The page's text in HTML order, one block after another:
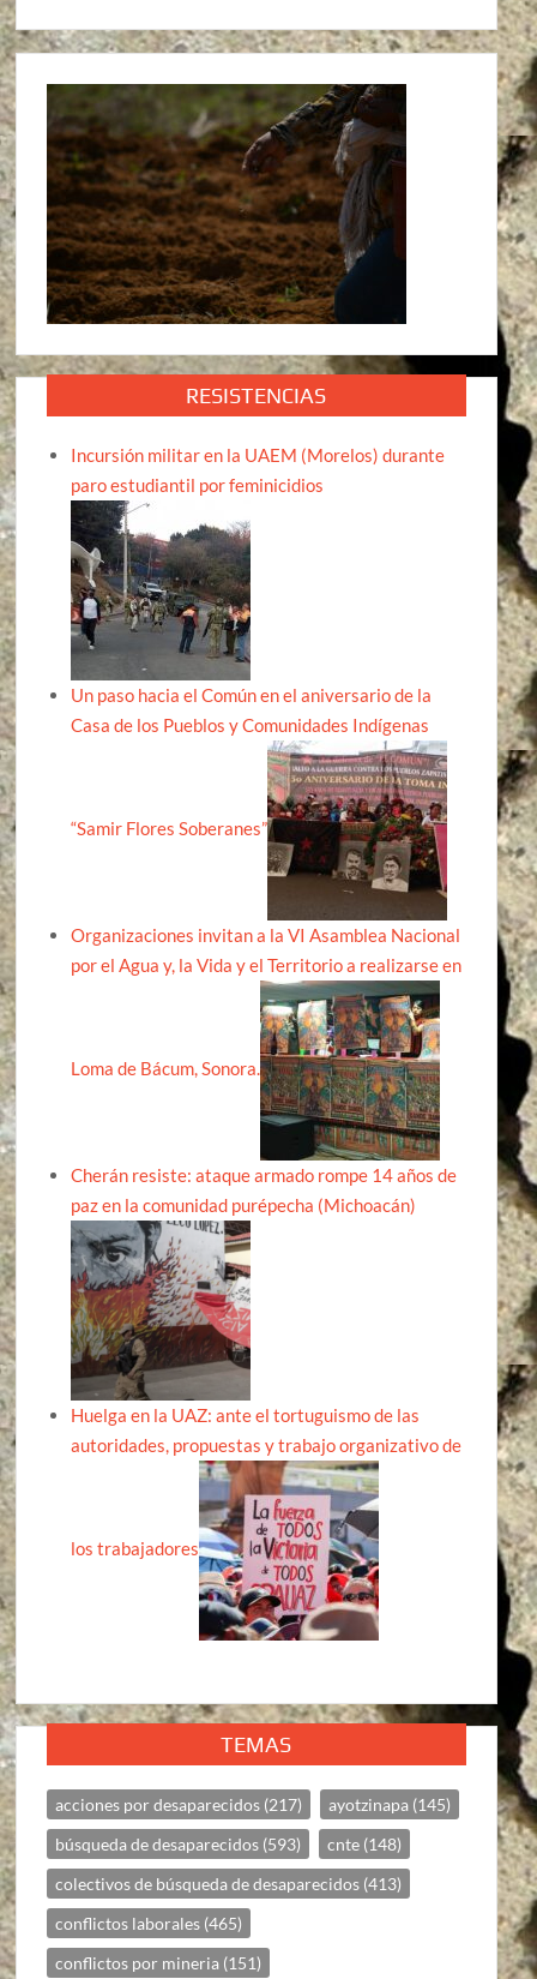
RESISTENCIAS
Incursión militar en la UAEM (Morelos) durante
paro estudiantil por feminicidios
Un paso hacia el Común en el aniversario de la
Casa de los Pueblos y Comunidades Indígenas
“Samir Flores Soberanes”
Organizaciones invitan a la VI Asamblea Nacional
por el Agua y, la Vida y el Territorio a realizarse en
Loma de Bácum, Sonora.
Cherán resiste: ataque armado rompe 14 años de
paz en la comunidad purépecha (Michoacán)
Huelga en la UAZ: ante el tortuguismo de las
autoridades, propuestas y trabajo organizativo de
los trabajadores
TEMAS
acciones por desaparecidos (217) ayotzinapa (145)
búsqueda de desaparecidos (593) cnte (148)
colectivos de búsqueda de desaparecidos (413)
conflictos laborales (465)
conflictos por mineria (151)